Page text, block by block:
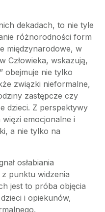
dekadach, to nie tyle
różnorodności form
międzynarodowe, w
Człowieka, wskazują,
obejmuje nie tylko
związki nieformalne,
zastępcze czy
dzieci. Z perspektywy
więzi emocjonalne i
a nie tylko na
osłabiania
punktu widzenia
jest to próba objęcia
i opiekunów,